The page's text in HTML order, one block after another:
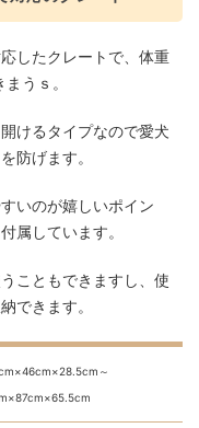
したクレートで、体重
うｓ。
けるタイプなので愛犬
防げます。
いのが嬉しいポイン
属しています。
こともできますし、使
できます。
～